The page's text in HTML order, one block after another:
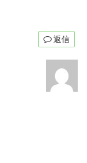
返信